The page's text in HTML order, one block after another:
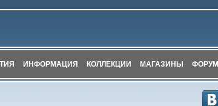
ИНФОРМАЦИЯ КОЛЛЕКЦИИ МАГАЗИНЫ ФОРУМ